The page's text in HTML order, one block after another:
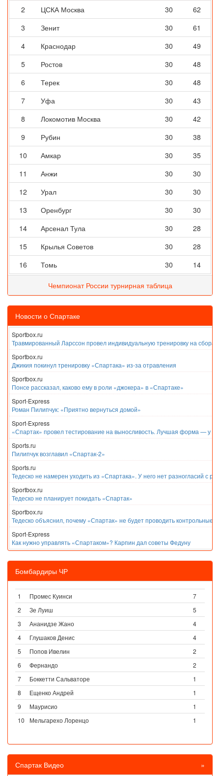
2
ЦСКА Москва 30
62
3
Зенит 30
61
4
Краснодар 30
49
5
Ростов 30
48
6
Терек 30
48
7
Уфа 30
43
8
Локомотив Москва 30
42
9
Рубин 30
38
10
Амкар 30
35
11
Анжи 30
30
12
Урал 30
30
13
Оренбург 30
30
14
Арсенал Тула 30
28
15
Крылья Советов 30
28
16
Томь 30 14
Чемпионат России турнирная таблица
Новости о Спартаке
Sportbox.ru
Травмированный Ларссон провел индивидуальную тренировку на
Sportbox.ru
Джикия покинул тренировку «Спартака» из-за отравления
Sportbox.ru
Понсе рассказал, каково ему в роли «джокера» в «Спартаке»
Sport-Express
Роман Пилипчук: «Приятно вернуться домой»
Sport-Express
«Спартак» провел тестирование на выносливость. Лучшая форма — у
Sports.ru
Пилипчук возглавил «Спартак-2»
Sports.ru
Тедеско не намерен уходить из «Спартака». У него нет разногласий с
Sportbox.ru
Тедеско не планирует покидать «Спартак»
Sportbox.ru
Тедеско объяснил, почему «Спартак» не будет проводить контрольные
Sport-Express
Как нужно управлять «Спартаком»? Карпин дал советы Федуну
Бомбардиры ЧР
1 Промес Куинси
7
2
Зе Луиш
5
3
Ананидзе Жано
4
4
Глушаков Денис
4
5
Попов Ивелин
2
6
Фернандо
2
7
Боккетти Сальваторе
1
8
Ещенко Андрей
1
9
Маурисио
1
10
Мельгарехо Лоренцо 1
Спартак Видео »